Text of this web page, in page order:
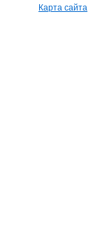
Карта сайта